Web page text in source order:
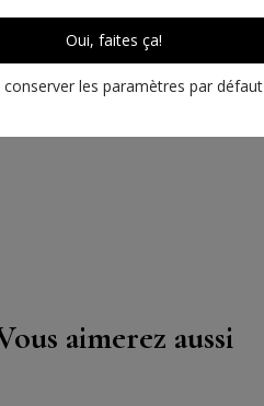
aimerez aussi
Oui, faites ça!
conserver les paramètres par défaut